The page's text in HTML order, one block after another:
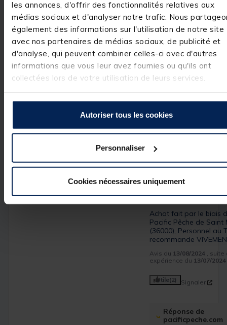
les annonces, d'offrir des fonctionnalités relatives aux
médias sociaux et d'analyser notre trafic. Nous
également des informations sur l'utilisation de notre site
avec nos partenaires de médias sociaux, de publicité et
d'analyse, qui peuvent combiner celles-ci avec d'autres
informations que vous leur avez fournies ou qu'ils ont
collectées lors de votre utilisation de leurs services.
Autoriser tous les cookies
Personnaliser
Cookies nécessaires uniquement
étoiles
étoiles
étoile
Réponse de
pacificpeche.com
Bonjour,
Nous vous
remercions pour
votre
commentaire
très positif.
sommes ravis
parmi nos
réel plaisir.
Avis vérifié
Achat fait par le biais
Pacific Pêche de Saint
(36000), Personnel au
recommande
Avis du 13/08/2024 , suite
expérience du 13/07/2024
Utile(2) Signaler
Réponse de
pacificpeche.com